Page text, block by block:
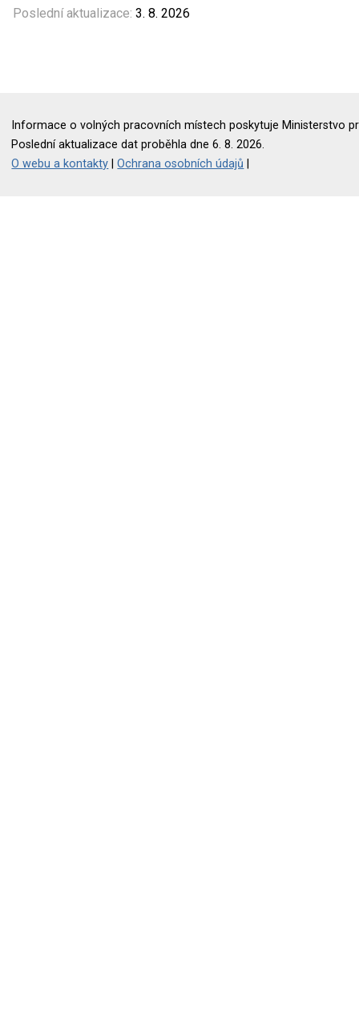
Poslední aktualizace: 3. 8. 2026
Informace o volných pracovních místech poskytuje Ministerstvo
Poslední aktualizace dat proběhla dne 6. 8. 2026.
O webu a kontakty |Ochrana osobních údajů